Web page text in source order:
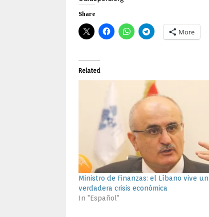
Share
More
Related
Ministro de Finanzas: el Líbano vive
verdadera crisis económica
In "Español"